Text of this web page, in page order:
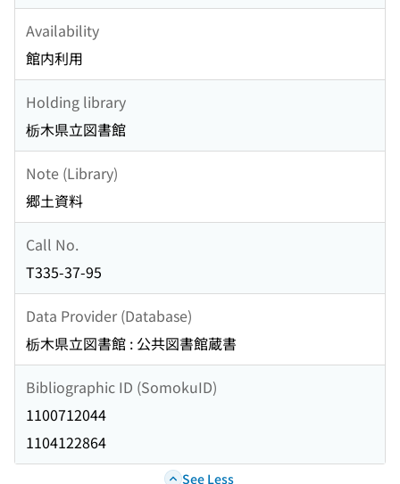
Availability
館内利用
Holding library
栃木県立図書館
Note (Library)
郷土資料
Call No.
T335-37-95
Data Provider (Database)
栃木県立図書館 : 公共図書館蔵書
Bibliographic ID (SomokuID)
1100712044
1104122864
See Less